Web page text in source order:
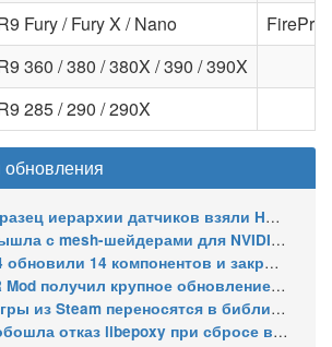
Fury / Fury X / Nano
360 / 380 / 380X / 390 / 390X
285 / 290 / 290X
датчиков взяли HWiNFO64 из Windows
шейдерами для NVIDIA, OpenCL 3.1 и исправлениями для игр
14 компонентов и закрыли уязвимости GDM
крупное обновление и статус Steam Frame Verified
переносятся в библиотеку автоматически
отказ libepoxy при сбросе видеокарты